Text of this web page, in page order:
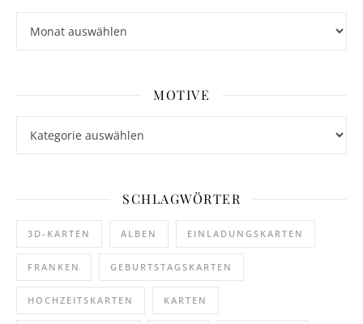
MOTIVE
SCHLAGWÖRTER
3D-KARTEN ALBEN EINLADUNGSKARTEN
FRANKEN GEBURTSTAGSKARTEN
HOCHZEITSKARTEN KARTEN